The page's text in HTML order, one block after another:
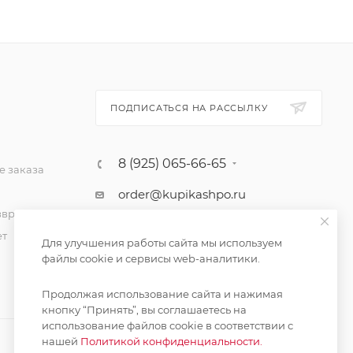
заказа
ПОДПИСАТЬСЯ НА РАССЫЛКУ
8 (925) 065-66-65
order@kupikashpo.ru
Для улучшения работы сайта мы используем
файлы cookie и сервисы web-аналитики.
Продолжая использование сайта и нажимая
кнопку “Принять”, вы соглашаетесь на
использование файлов cookie в соответствии с
нашей Политикой конфиденциальности.